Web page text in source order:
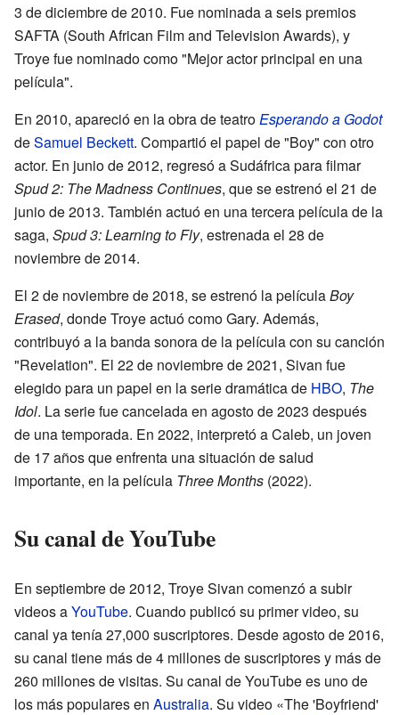
3 de diciembre de 2010. Fue nominada a seis premios
SAFTA (South African Film and Television Awards), y
Troye fue nominado como "Mejor actor principal en una
película".
En 2010, apareció en la obra de teatroEsperando a Godot
deSamuel Beckett. Compartió el papel de "Boy" con otro
actor. En junio de 2012, regresó a Sudáfrica para filmar
Spud 2: The Madness Continues, que se estrenó el 21 de
junio de 2013. También actuó en una tercera película de la
saga, Spud 3: Learning to Fly, estrenada el 28 de
noviembre de 2014.
El 2 de noviembre de 2018, se estrenó la películaBoy
Erased, donde Troye actuó como Gary. Además,
contribuyó a la banda sonora de la película con su canción
"Revelation". El 22 de noviembre de 2021, Sivan fue
elegido para un papel en la serie dramática de HBO, The
Idol. La serie fue cancelada en agosto de 2023 después
de una temporada. En 2022, interpretó a Caleb, un joven
de 17 años que enfrenta una situación de salud
importante, en la película Three Months (2022).
Su canal de YouTube
En septiembre de 2012, Troye Sivan comenzó a subir
videos aYouTube. Cuando publicó su primer video, su
canal ya tenía 27,000 suscriptores. Desde agosto de 2016,
su canal tiene más de 4 millones de suscriptores y más de
260 millones de visitas. Su canal de YouTube es uno de
los más populares en Australia. Su video «The 'Boyfriend'